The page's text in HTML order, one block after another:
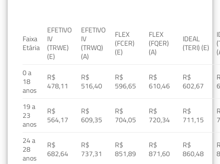
Faixa
Etária
EFETIVO
IV
(TRWE)
(E)
EFETIVO
IV
(TRWQ)
(A)
FLEX
(FCER)
(E)
FLEX
(FQER)
(A)
IDEAL
(TERI) (E)
0 a
18
anos
R$
478,11
R$
516,40
R$
596,65
R$
610,46
R$
602,67
19 a
23
anos
R$
564,17
R$
609,35
R$
704,05
R$
720,34
R$
711,15
24 a
28
anos
R$
682,64
R$
737,31
R$
851,89
R$
871,60
R$
860,48